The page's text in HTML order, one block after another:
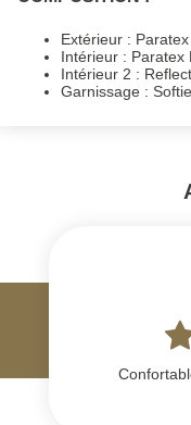
Extérieur :
Intérieur : Paratex
Intérieur 2 :
Garnissage :